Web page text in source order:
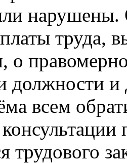
нарушены.
труда,
о
должности и
всем